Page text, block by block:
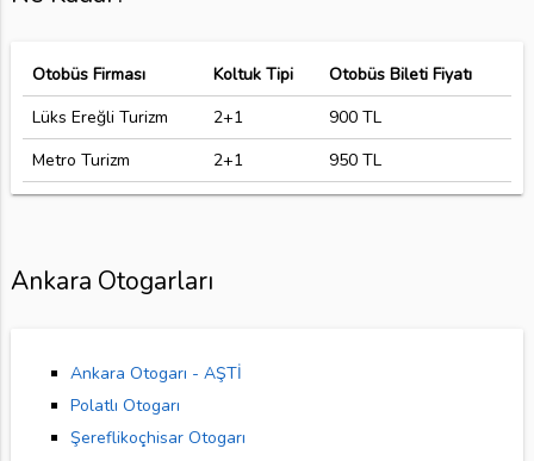
Otobüs Firması Koltuk Tipi
Otobüs Bileti Fiyatı
Lüks Ereğli Turizm
2+1
900 TL
Metro Turizm
2+1 950 TL
Ankara Otogarları
Ankara Otogarı - AŞTİ
Polatlı Otogarı
Şereflikoçhisar Otogarı